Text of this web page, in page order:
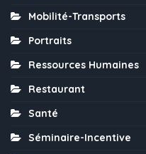
Mobilité-Transports
Portraits
Ressources Humaines
Restaurant
Santé
Séminaire-Incentive